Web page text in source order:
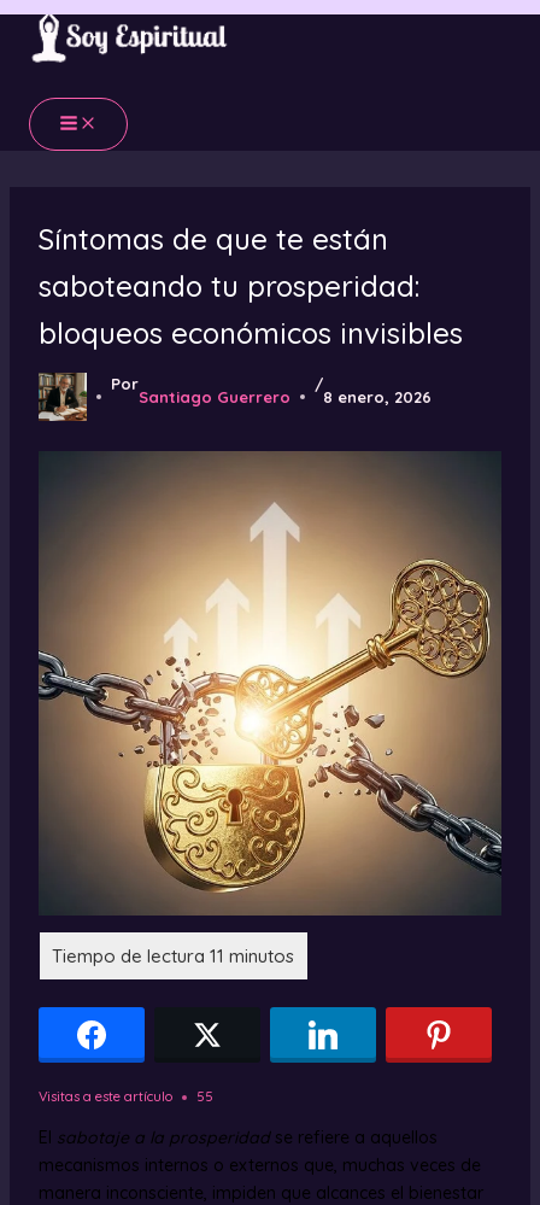
Ir
contenido
Síntomas de que te están
saboteando tu prosperidad:
bloqueos económicos invisibles
Por
Santiago Guerrero
/
8 enero, 2026
Visitas a este artículo 55
El sabotaje a la prosperidadse refiere a aquellos
mecanismos internos o externos que, muchas veces de
manera inconsciente, impiden que alcances el bienestar